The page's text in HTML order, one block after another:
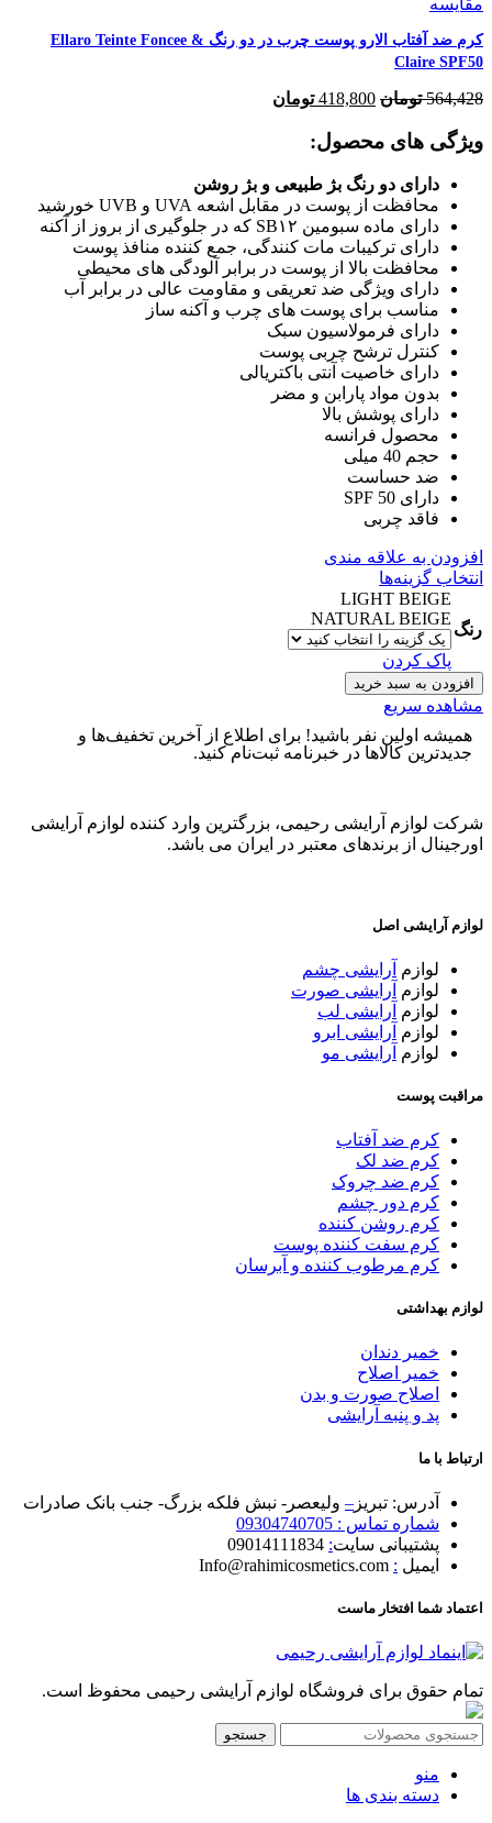
مقایسه
کرم ضد آفتاب الارو پوست چرب در دو رنگ Ellaro Teinte Foncee &
Claire SPF50
564,428 تومان 418,800 تومان
ویژگی های محصول:
دارای دو رنگ بژ طبیعی و بژ روشن
محافظت از پوست در مقابل اشعه ‎UVA و UVB خورشید
دارای ماده سبومین SB۱۲ که در جلوگیری از بروز از آکنه
دارای ترکیبات مات‎ کنندگی، جمع ‎کننده منافذ پوست
محافظت بالا از پوست در برابر آلودگی های محیطی
دارای ویژگی ضد تعریقی و مقاومت عالی در برابر آب
مناسب برای پوست های‎ چرب و آکنه ساز
دارای فرمولاسیون سبک
کنترل ترشح چربی پوست
دارای خاصیت آنتی باکتریالی
بدون مواد پارابن و مضر
دارای پوشش بالا
محصول فرانسه
حجم 40 میلی
ضد حساست
دارای SPF 50
فاقد چربی
افزودن به علاقه مندی
انتخاب گزینه‌ها
رنگ
LIGHT BEIGE
NATURAL BEIGE
پاک کردن
افزودن به سبد خرید
مشاهده سریع
همیشه اولین نفر باشید! برای اطلاع از آخرین تخفیف‌ها و
جدیدترین کالاها در خبرنامه ثبت‌نام کنید.
شرکت لوازم آرایشی رحیمی، بزرگترین وارد کننده لوازم آرایشی
اورجینال از برندهای معتبر در ایران می باشد.
لوازم آرایشی اصل
لوازم آرایشی چشم
لوازم آرایشی صورت
لوازم آرایشی لب
لوازم آرایشی ابرو
لوازم آرایشی مو
مراقبت پوست
کرم ضد آفتاب
کرم ضد لک
کرم ضد چروک
کرم دور چشم
کرم روشن کننده
کرم سفت کننده پوست
کرم مرطوب کننده و آبرسان
لوازم بهداشتی
خمیر دندان
خمیر اصلاح
اصلاح صورت و بدن
پد و پنبه آرایشی
ارتباط با ما
آدرس: تبریز – ولیعصر- نبش فلکه بزرگ- جنب بانک صادرات
شماره تماس : 09304740705
پشتیبانی سایت:
ایمیل :
اعتماد شما افتخار ماست
تمام حقوق برای فروشگاه لوازم آرایشی رحیمی محفوظ است.
جستجو
منو
دسته بندی ها